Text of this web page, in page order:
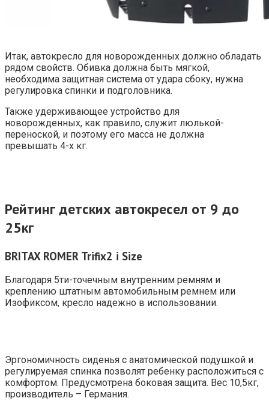
Итак, автокресло для новорожденных должно обладать
рядом свойств. Обивка должна быть мягкой,
необходима защитная система от удара сбоку, нужна
регулировка спинки и подголовника.
Также удерживающее устройство для
новорожденных, как правило, служит люлькой-
переноской, и поэтому его масса не должна
превышать 4-х кг.
Рейтинг детских автокресел от 9 до
25кг
BRITAX ROMER Trifix2 i Size
Благодаря 5ти-точечным внутренним ремням и
креплению штатным автомобильным ремнем или
Изофиксом, кресло надежно в использовании.
Эргономичность сиденья с анатомической подушкой и
регулируемая спинка позволят ребенку расположиться с
комфортом. Предусмотрена боковая защита. Вес 10,5кг,
производитель – Германия.